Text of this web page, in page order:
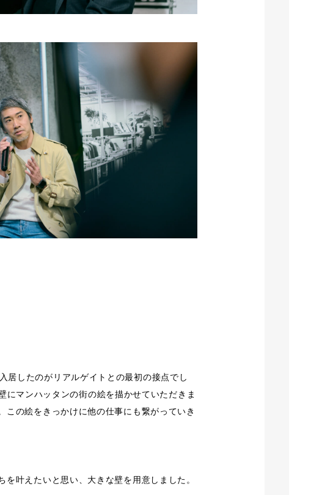
居したのがリアルゲイトとの最初の接点でし
にマンハッタンの街の絵を描かせていただきま
の絵をきっかけに他の仕事にも繋がっていき
叶えたいと思い、大きな壁を用意しました。